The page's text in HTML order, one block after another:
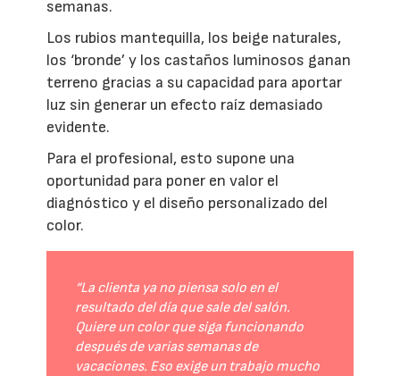
semanas.
Los rubios mantequilla, los beige naturales,
los ‘bronde’ y los castaños luminosos ganan
terreno gracias a su capacidad para aportar
luz sin generar un efecto raíz demasiado
evidente.
Para el profesional, esto supone una
oportunidad para poner en valor el
diagnóstico y el diseño personalizado del
color.
“La clienta ya no piensa solo en el
resultado del día que sale del salón.
Quiere un color que siga funcionando
después de varias semanas de
vacaciones. Eso exige un trabajo mucho